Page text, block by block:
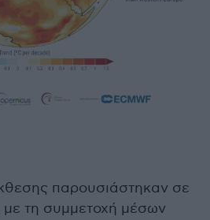
παρουσιάστηκαν σε
τη συμμετοχή μέσων